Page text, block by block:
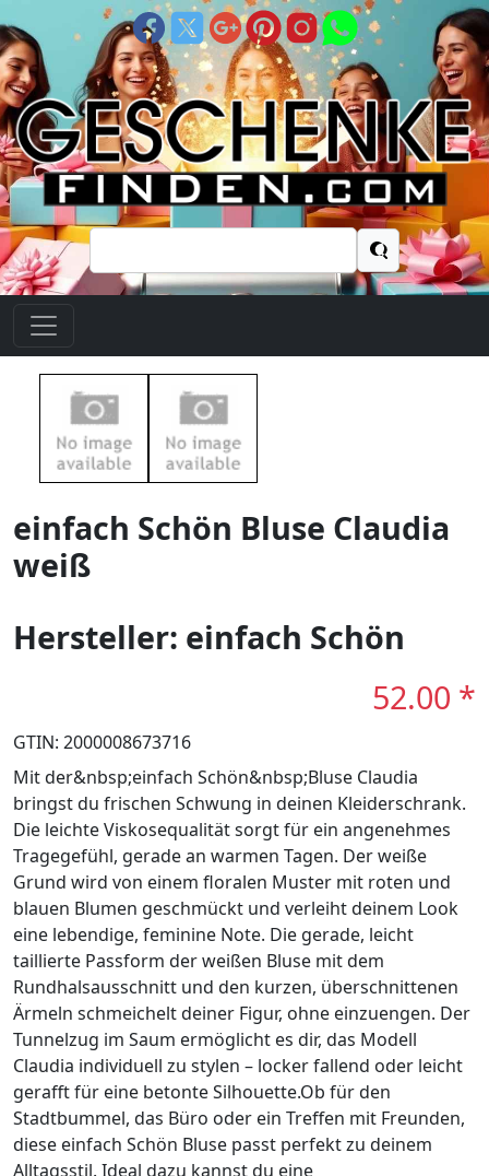
Suchen
nach:
einfach Schön Bluse Claudia
weiß
Hersteller: einfach Schön
52.00 *
GTIN: 2000008673716
Mit der&nbsp;einfach Schön&nbsp;Bluse Claudia
bringst du frischen Schwung in deinen Kleiderschrank.
Die leichte Viskosequalität sorgt für ein angenehmes
Tragegefühl, gerade an warmen Tagen. Der weiße
Grund wird von einem floralen Muster mit roten und
blauen Blumen geschmückt und verleiht deinem Look
eine lebendige, feminine Note. Die gerade, leicht
taillierte Passform der weißen Bluse mit dem
Rundhalsausschnitt und den kurzen, überschnittenen
Ärmeln schmeichelt deiner Figur, ohne einzuengen. Der
Tunnelzug im Saum ermöglicht es dir, das Modell
Claudia individuell zu stylen – locker fallend oder leicht
gerafft für eine betonte Silhouette.Ob für den
Stadtbummel, das Büro oder ein Treffen mit Freunden,
diese einfach Schön Bluse passt perfekt zu deinem
Alltagsstil. Ideal dazu kannst du eine